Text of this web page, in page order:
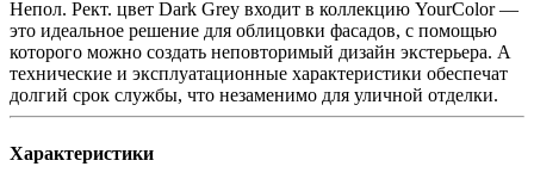
Непол. Рект. цвет Dark Grey входит в коллекцию YourColor —
это идеальное решение для облицовки фасадов, с помощью
которого можно создать неповторимый дизайн экстерьера. А
технические и эксплуатационные характеристики обеспечат
долгий срок службы, что незаменимо для уличной отделки.
Характеристики